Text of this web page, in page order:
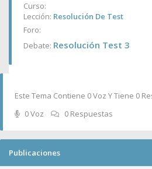
Curso:
Lección: Resolución De Test
Foro:
Debate: Resolución Test 3
Este Tema Contiene 0 Voz Y Tiene 0
0 Voz
0 Respuestas
Publicaciones